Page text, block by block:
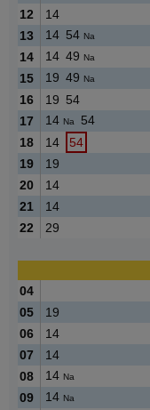
12
14
13
14 54 Na
14 14 49 Na
15 19 49 Na
16 19 54
17
14 Na
54
18
14
54
19
19
20
14
21
14
22
29
04
05
19
06
14
07
14
08
14 Na
09 14 Na